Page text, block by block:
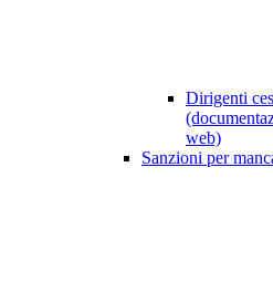
Dirigenti
web)
Sanzioni per